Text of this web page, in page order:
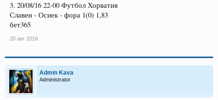
3. 20/08/16 22-00 Футбол Хорватия
Славен - Осиек - фора 1(0) 1,83
бет365
20 авг 2016
Admin Kava
Administrator